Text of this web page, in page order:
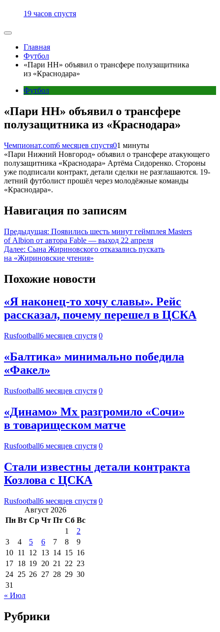
19 часов спустя
Главная
Футбол
«Пари НН» объявил о трансфере полузащитника
из «Краснодара»
Футбол
«Пари НН» объявил о трансфере
полузащитника из «Краснодара»
Чемпионат.com6 месяцев спустя01 минуты
«Пари Нижний Новгород» объявил о трансфере атакующего
полузащитника «Краснодара» Артёма Сидоренко. Стороны
уже подписали контракт, детали сделки не разглашаются. 19-
летний футболист прошёл через молодёжные команды
«Краснодара».
Навигация по записям
Предыдущая: Появились шесть минут геймплея Masters
of Albion от автора Fable — выход 22 апреля
Далее: Сына Жириновского отказались пускать
на «Жириновские чтения»
Похожие новости
«Я наконец-то хочу славы». Рейс
рассказал, почему перешел в ЦСКА
Rusfootball6 месяцев спустя 0
«Балтика» минимально победила
«Факел»
Rusfootball6 месяцев спустя 0
«Динамо» Мх разгромило «Сочи»
в товарищеском матче
Rusfootball6 месяцев спустя 0
Стали известны детали контракта
Козлова с ЦСКА
Rusfootball6 месяцев спустя 0
Август 2026
Пн Вт Ср Чт Пт Сб Вс
1
2
3
4 5 6 7 8
9
10 11 12 13 14 15 16
17 18 19 20 21 22 23
24 25 26 27 28 29 30
31
« Июл
Рубрики